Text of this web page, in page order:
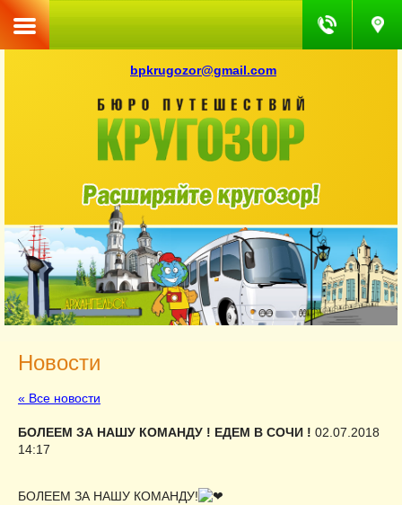
bpkrugozor@gmail.com
Новости
« Все новости
БОЛЕЕМ ЗА НАШУ КОМАНДУ ! ЕДЕМ В СОЧИ ! 02.07.2018
14:17
БОЛЕЕМ ЗА НАШУ КОМАНДУ!